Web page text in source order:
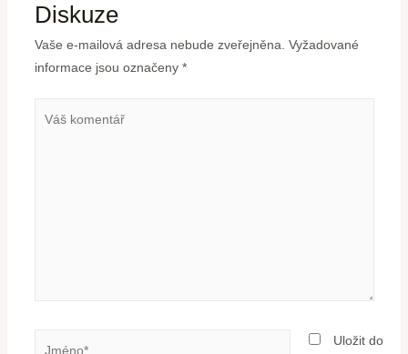
Diskuze
Vaše e-mailová adresa nebude zveřejněna. Vyžadované
informace jsou označeny *
Uložit do